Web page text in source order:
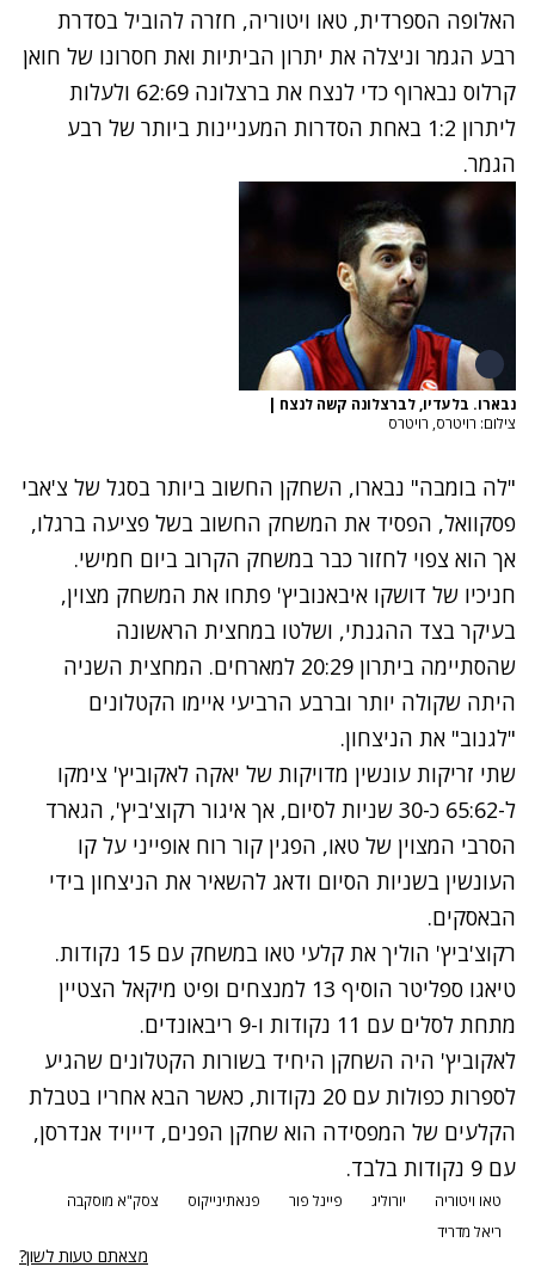
האלופה הספרדית, טאו ויטוריה, חזרה להוביל בסדרת
רבע הגמר וניצלה את יתרון הביתיות ואת חסרונו של חואן
קרלוס נבארוף כדי לנצח את ברצלונה 62:69 ולעלות
ליתרון 1:2 באחת הסדרות המעניינות ביותר של רבע
הגמר.
נבארו. בלעדיו, לברצלונה קשה לנצח |
צילום: רויטרס, רויטרס
"לה בומבה" נבארו, השחקן החשוב ביותר בסגל של צ'אבי
פסקוואל, הפסיד את המשחק החשוב בשל פציעה ברגלו,
אך הוא צפוי לחזור כבר במשחק הקרוב ביום חמישי.
חניכיו של דושקו איבאנוביץ' פתחו את המשחק מצוין,
בעיקר בצד ההגנתי, ושלטו במחצית הראשונה
שהסתיימה ביתרון 20:29 למארחים. המחצית השניה
היתה שקולה יותר וברבע הרביעי איימו הקטלונים
"לגנוב" את הניצחון.
שתי זריקות עונשין מדויקות של יאקה לאקוביץ' צימקו
ל-65:62 כ-30 שניות לסיום, אך איגור רקוצ'ביץ', הגארד
הסרבי המצוין של טאו, הפגין קור רוח אופייני על קו
העונשין בשניות הסיום ודאג להשאיר את הניצחון בידי
הבאסקים.
רקוצ'ביץ' הוליך את קלעי טאו במשחק עם 15 נקודות.
טיאגו ספליטר הוסיף 13 למנצחים ופיט מיקאל הצטיין
מתחת לסלים עם 11 נקודות ו-9 ריבאונדים.
לאקוביץ' היה השחקן היחיד בשורות הקטלונים שהגיע
לספרות כפולות עם 20 נקודות, כאשר הבא אחריו בטבלת
הקלעים של המפסידה הוא שחקן הפנים, דייויד אנדרסן,
עם 9 נקודות בלבד.
טאו ויטוריה יורוליג פיינל פור פנאתינייקוס
צסק"א מוסקבה
ריאל מדריד
מצאתם טעות לשון?